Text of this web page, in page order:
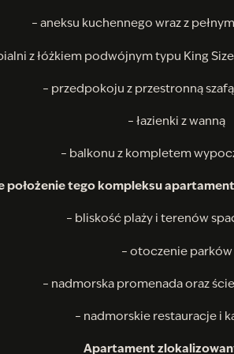
– aneksu kuchennego wraz z
z łóżkiem podwójnym typu King
– przedpokoju z przestronną
– łazienki z wanną
– balkonu z kompletem
położenie tego kompleksu
– bliskość plaży i terenów
– otoczenie parków
– nadmorska promenada oraz
– nadmorskie restauracje i
Apartament